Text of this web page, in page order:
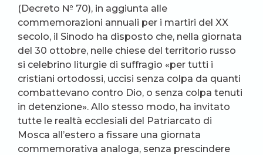
(Decreto № 70), in aggiunta alle
commemorazioni annuali per i martiri del XX
secolo, il Sinodo ha disposto che, nella giornata
del 30 ottobre, nelle chiese del territorio russo
si celebrino liturgie di suffragio «per tutti i
cristiani ortodossi, uccisi senza colpa da quanti
combattevano contro Dio, o senza colpa tenuti
in detenzione». Allo stesso modo, ha invitato
tutte le realtà ecclesiali del Patriarcato di
Mosca all’estero a fissare una giornata
commemorativa analoga, senza prescindere